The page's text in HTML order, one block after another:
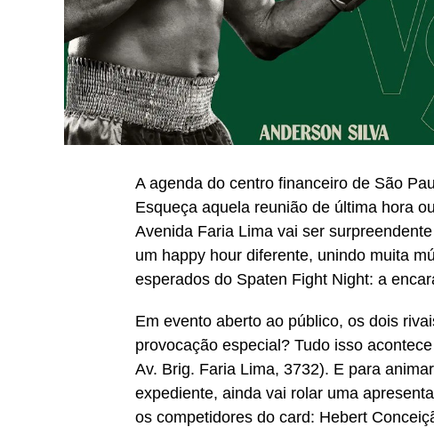
A agenda do centro financeiro de São
Esqueça aquela reunião de última hora
Avenida Faria Lima vai ser
um happy hour diferente, unindo muita
esperados do Spaten Fight Night: a
Em evento aberto ao público, os dois
provocação especial? Tudo isso
Av. Brig. Faria Lima, 3732). E para
expediente, ainda vai rolar uma
os competidores do card: Hebert